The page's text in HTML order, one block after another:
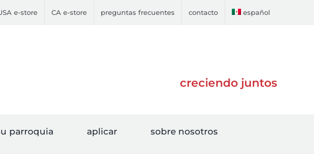
e-store CA e-store preguntas frecuentes contacto español
creciendo juntos
parroquia aplicar sobre nosotros